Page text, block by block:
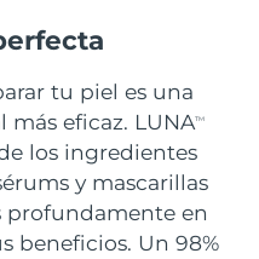
tu piel es una
eficaz. LUNATM
los ingredientes
y mascarillas
profundamente en
beneficios. Un 98%